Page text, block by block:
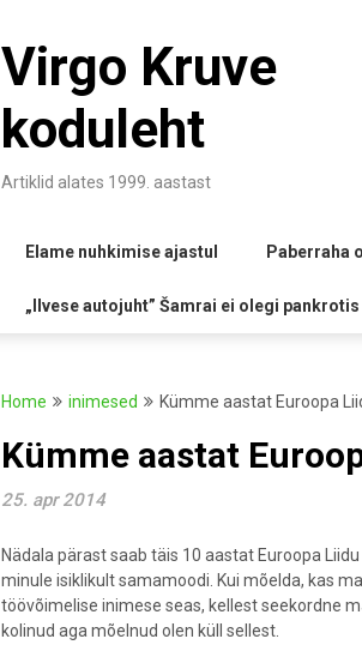
Virgo Kruve
koduleht
Artiklid alates 1999. aastast
Elame nuhkimise ajastul Paberraha
„Ilvese autojuht” Šamrai ei olegi
Home inimesed Kümme aastat Euroopa
Kümme aastat
25. apr 2014
Nädala pärast saab täis 10 aastat Euroopa
minule isiklikult samamoodi. Kui mõelda, kas
töövõimelise inimese seas, kellest seekordne
kolinud aga mõelnud olen küll sellest.